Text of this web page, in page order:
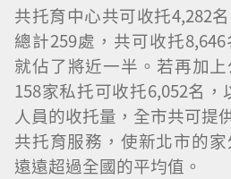
共托育中心共可收托4,282
總計259處，共可收托
就佔了將近一半。若再加
158家私托可收托6,052名
人員的收托量，全市共可提
共托育服務，使新北市的家
遠遠超過全國的平均值。